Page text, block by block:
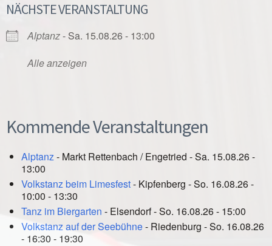
NÄCHSTE VERANSTALTUNG
Alptanz- Sa. 15.08.26 - 13:00
Alle anzeigen
Kommende Veranstaltungen
Alptanz- Markt Rettenbach / Engetried - Sa. 15.08.26 -
13:00
Volkstanz beim Limesfest- Kipfenberg - So. 16.08.26 -
10:00 - 13:30
Tanz im Biergarten - Elsendorf - So. 16.08.26 - 15:00
Volkstanz auf der Seebühne- Riedenburg - So. 16.08.26
- 16:30 - 19:30